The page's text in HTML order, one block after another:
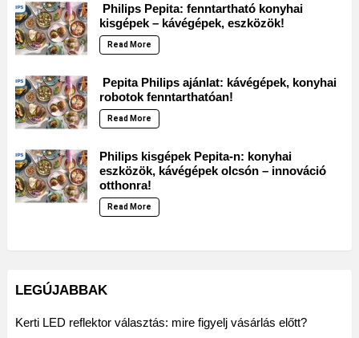
Philips Pepita: fenntartható konyhai
kisgépek – kávégépek, eszközök!
Read More
Pepita Philips ajánlat: kávégépek, konyhai
robotok fenntarthatóan!
Read More
Philips kisgépek Pepita-n: konyhai
eszközök, kávégépek olcsón – innováció
otthonra!
Read More
LEGÚJABBAK
Kerti LED reflektor választás: mire figyelj vásárlás előtt?